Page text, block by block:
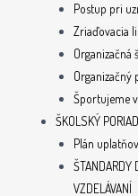
Postup pri
Zriaďovacia
Organizačná
Organizačný
Športujeme
ŠKOLSKÝ
Plán
ŠTANDARDY
VZDELÁVANÍ